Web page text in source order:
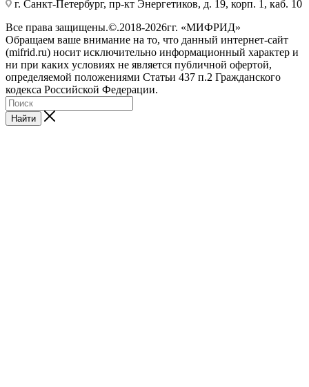
г. Санкт-Петербург, пр-кт Энергетиков, д. 19, корп. 1, каб. 10
Все права защищены.©.2018-2026гг. «МИФРИД»
Обращаем ваше внимание на то, что данный интернет-сайт
(mifrid.ru) носит исключительно информационный характер и
ни при каких условиях не является публичной офертой,
определяемой положениями Статьи 437 п.2 Гражданского
кодекса Российской Федерации.
Найти